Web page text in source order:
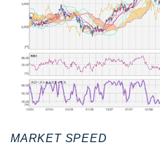
MARKET SPEED